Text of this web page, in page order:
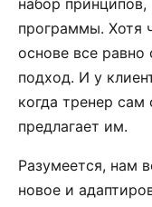
программы. Хотя
основе все равно
подход. И у
когда тренер сам
предлагает им.
Разумеется, нам
новое и